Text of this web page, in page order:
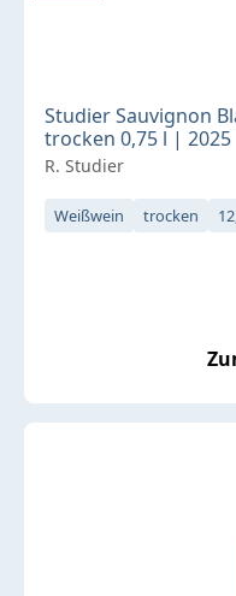
Studier Sauvignon
trocken 0,75 l | 2025
R. Studier
Weißwein trocken